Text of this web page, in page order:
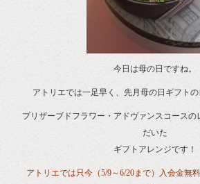
今日は母の日ですね。
アトリエでは一足早く、先月母の日ギフト
プリザーブドフラワー・アドヴァンスコースの
だいた
ギフトアレンジです！
アトリエでは只今（5/9～6/20まで）入会金無